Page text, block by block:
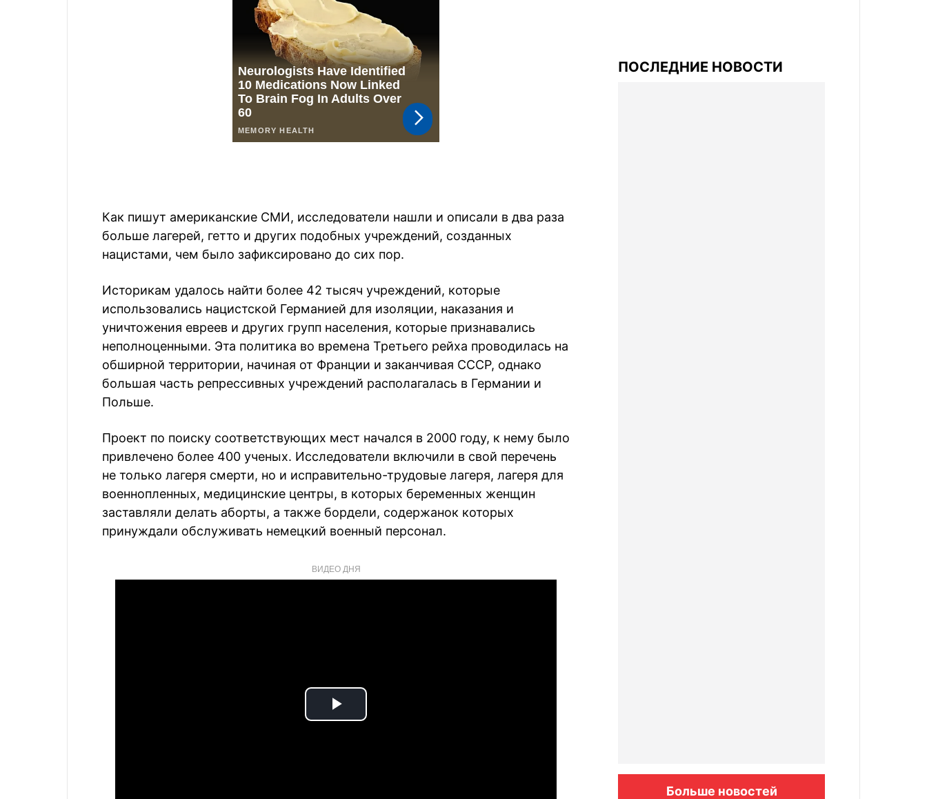
Как пишут американские СМИ, исследователи нашли и описали в два раза
больше лагерей, гетто и других подобных учреждений, созданных
нацистами, чем было зафиксировано до сих пор.
Историкам удалось найти более 42 тысяч учреждений, которые
использовались нацистской Германией для изоляции, наказания и
уничтожения евреев и других групп населения, которые признавались
неполноценными. Эта политика во времена Третьего рейха проводилась на
обширной территории, начиная от Франции и заканчивая СССР, однако
большая часть репрессивных учреждений располагалась в Германии и
Польше.
Проект по поиску соответствующих мест начался в 2000 году, к нему было
привлечено более 400 ученых. Исследователи включили в свой перечень
не только лагеря смерти, но и исправительно-трудовые лагеря, лагеря для
военнопленных, медицинские центры, в которых беременных женщин
заставляли делать аборты, а также бордели, содержанок которых
принуждали обслуживать немецкий военный персонал.
ВИДЕО ДНЯ
Play
ПОСЛЕДНИЕ НОВОСТИ
Больше новостей